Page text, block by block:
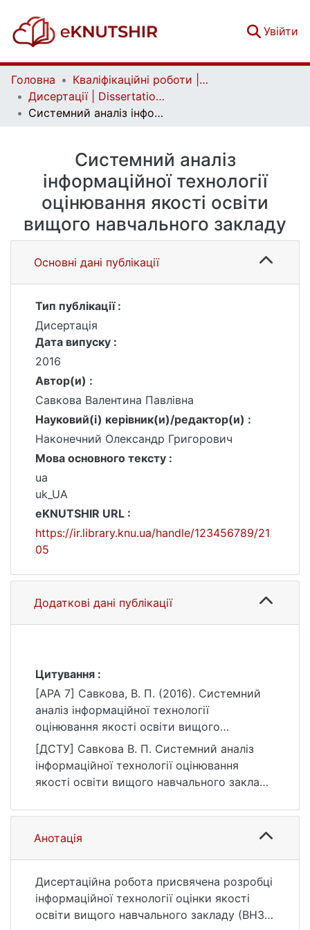
Увійти
Головна
Кваліфікаційні роботи | Qualifying works
Дисертації | Dissertations
Системний аналіз інформаційної технології оцінювання якості освіти вищого навчального закладу
Системний аналіз
інформаційної технології
оцінювання якості освіти
вищого навчального закладу
Основні дані публікації
Тип публікації :
Дисертація
Дата випуску :
2016
Автор(и) :
Савкова Валентина Павлівна
Науковий(і) керівник(и)/редактор(и) :
Наконечний Олександр Григорович
Мова основного тексту :
ua
uk_UA
eKNUTSHIR URL :
https://ir.library.knu.ua/handle/123456789/21
05
Додаткові дані публікації
Цитування :
[APA 7] Савкова, В. П. (2016). Системний
аналіз інформаційної технології
оцінювання якості освіти вищого
навчального закладу [Дис. канд. техн.наук,
Київський національний університет імені
Тараса Шевченка]. eKNUTSHIR.
05
[ДСТУ] Савкова В. П. Системний аналіз
інформаційної технології оцінювання
якості освіти вищого навчального закладу
технології. Київ, 2016. 26 с. URL:
https://ir.library.knu.ua/handle/123456789/21
05 (дата звернення: 25.07.2026).
Анотація
Дисертаційна робота присвячена розробці
інформаційної технології оцінки якості
освіти вищого навчального закладу (ВНЗ),